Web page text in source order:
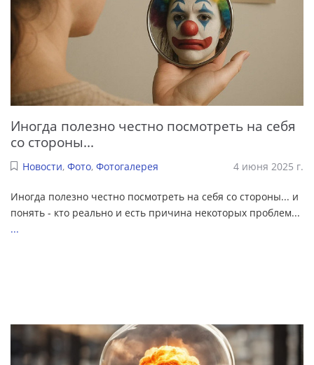
Иногда полезно честно посмотреть на себя
со стороны...
Новости, Фото, Фотогалерея 4 июня 2025 г.
Иногда полезно честно посмотреть на себя со стороны... и
понять - кто реально и есть причина некоторых проблем...
...